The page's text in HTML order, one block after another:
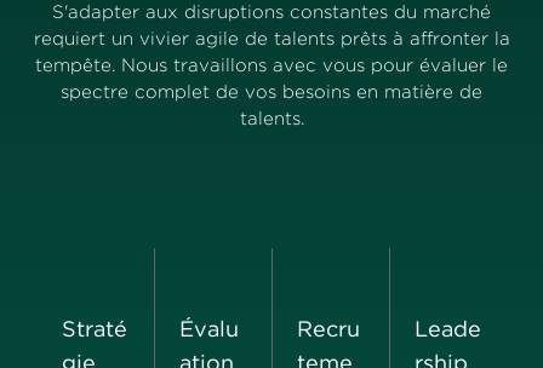
S'adapter aux disruptions constantes du marché
requiert un vivier agile de talents prêts à affronter la
tempête. Nous travaillons avec vous pour évaluer le
spectre complet de vos besoins en matière de
talents.
Straté
gie
Évalu
ation
Recru
teme
Leade
rship